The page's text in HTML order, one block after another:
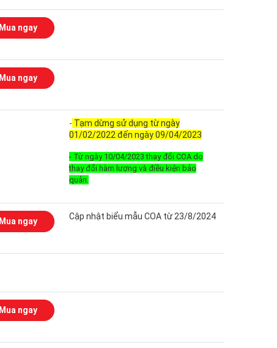
Mua ngay
Mua ngay
- Tạm dừng sử dụng từ ngày
01/02/2022 đến ngày 09/04/2023
- Từ ngày 10/04/2023 thay đổi COA do
thay đổi hàm lượng và điều kiện bảo
quản.
Mua ngay Cập nhật biểu mẫu COA từ 23/8/2024
Mua ngay